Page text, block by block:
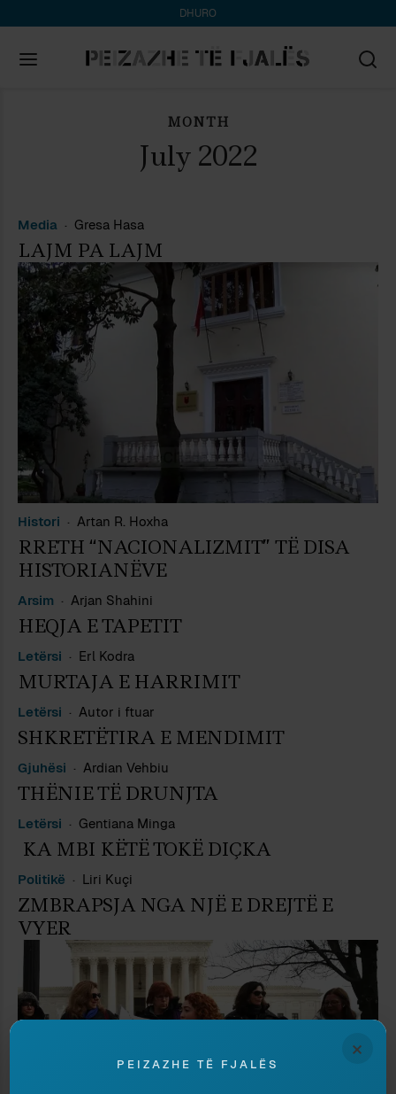
DHURO
MONTH
July 2022
Media Gresa Hasa
LAJM PA LAJM
Histori Artan R. Hoxha
RRETH “NACIONALIZMIT” TË DISA
HISTORIANËVE
Arsim Arjan Shahini
HEQJA E TAPETIT
Letërsi Erl Kodra
MURTAJA E HARRIMIT
Letërsi Autor i ftuar
SHKRETËTIRA E MENDIMIT
Gjuhësi Ardian Vehbiu
THËNIE TË DRUNJTA
Letërsi Gentiana Minga
KA MBI KËTË TOKË DIÇKA
Politikë Liri Kuçi
ZMBRAPSJA NGA NJË E DREJTË E
VYER
×
PEIZAZHE TË FJALËS